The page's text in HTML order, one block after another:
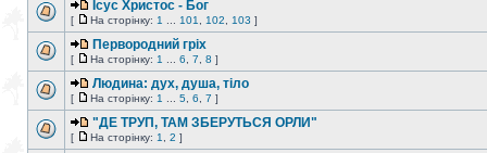
Ісус Христос - Бог
[ На сторінку: 1 101 102 103 ]
Первородний гріх
[ На сторінку: 1 6 7 8 ]
Людина: дух, душа, тіло
[ На сторінку: 1 5 6 7 ]
"ДЕ ТРУП, ТАМ ЗБЕРУТЬСЯ ОРЛИ"
[ На сторінку: 1 2 ]